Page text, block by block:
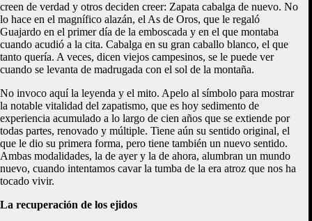
creen de verdad y otros deciden creer: Zapata cabalga de nuevo. No
lo hace en el magnífico alazán, el As de Oros, que le regaló
Guajardo en el primer día de la emboscada y en el que montaba
cuando acudió a la cita. Cabalga en su gran caballo blanco, el que
tanto quería. A veces, dicen viejos campesinos, se le puede ver
cuando se levanta de madrugada con el sol de la montaña.
No invoco aquí la leyenda y el mito. Apelo al símbolo para mostrar
la notable vitalidad del zapatismo, que es hoy sedimento de
experiencia acumulado a lo largo de cien años que se extiende por
todas partes, renovado y múltiple. Tiene aún su sentido original, el
que le dio su primera forma, pero tiene también un nuevo sentido.
Ambas modalidades, la de ayer y la de ahora, alumbran un mundo
nuevo, cuando intentamos cavar la tumba de la era atroz que nos ha
tocado vivir.
La recuperación de los ejidos